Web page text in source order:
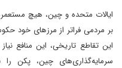
ایالات متحده و چین، هیچ
بر مردمی فراتر از مرزهای خود
این تقاطع تاریخی، این منافع
سرمایه‌گذاری‌های چین، پکن